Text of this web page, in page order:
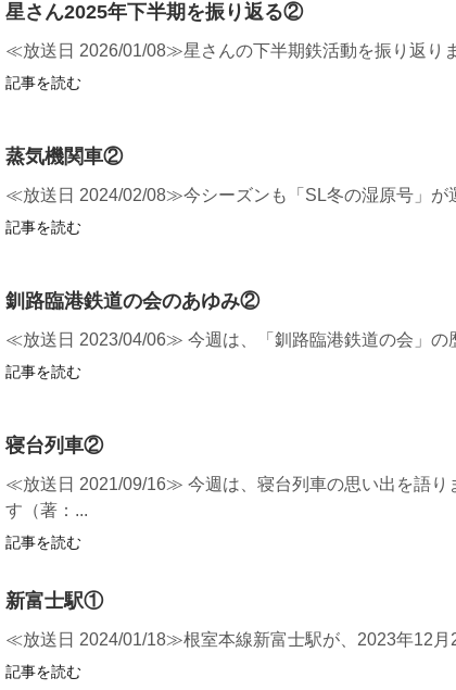
星さん2025年下半期を振り返る②
≪放送日 2026/01/08≫星さんの下半期鉄活動を振り返り
記事を読む
蒸気機関車②
≪放送日 2024/02/08≫今シーズンも「SL冬の湿原号」が
記事を読む
釧路臨港鉄道の会のあゆみ②
≪放送日 2023/04/06≫ 今週は、「釧路臨港鉄道の会」の
記事を読む
寝台列車②
≪放送日 2021/09/16≫ 今週は、寝台列車の思い出を語
す（著：...
記事を読む
新富士駅①
≪放送日 2024/01/18≫根室本線新富士駅が、2023年12月
記事を読む